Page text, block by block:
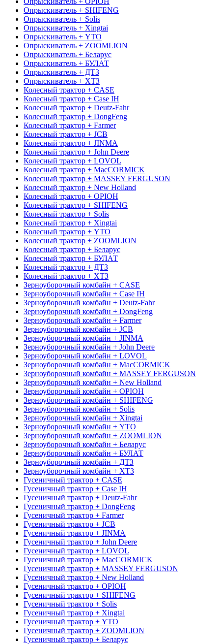
Опрыскиватель + SHIFENG
Опрыскиватель + Solis
Опрыскиватель + Xingtai
Опрыскиватель + YTO
Опрыскиватель + ZOOMLION
Опрыскиватель + Беларус
Опрыскиватель + БУЛАТ
Опрыскиватель + ДТЗ
Опрыскиватель + ХТЗ
Колесный трактор + CASE
Колесный трактор + Case IH
Колесный трактор + Deutz-Fahr
Колесный трактор + DongFeng
Колесный трактор + Farmer
Колесный трактор + JCB
Колесный трактор + JINMA
Колесный трактор + John Deere
Колесный трактор + LOVOL
Колесный трактор + MacCORMICK
Колесный трактор + MASSEY FERGUSON
Колесный трактор + New Holland
Колесный трактор + OРІОН
Колесный трактор + SHIFENG
Колесный трактор + Solis
Колесный трактор + Xingtai
Колесный трактор + YTO
Колесный трактор + ZOOMLION
Колесный трактор + Беларус
Колесный трактор + БУЛАТ
Колесный трактор + ДТЗ
Колесный трактор + ХТЗ
Зерноуборочный комбайн + CASE
Зерноуборочный комбайн + Case IH
Зерноуборочный комбайн + Deutz-Fahr
Зерноуборочный комбайн + DongFeng
Зерноуборочный комбайн + Farmer
Зерноуборочный комбайн + JCB
Зерноуборочный комбайн + JINMA
Зерноуборочный комбайн + John Deere
Зерноуборочный комбайн + LOVOL
Зерноуборочный комбайн + MacCORMICK
Зерноуборочный комбайн + MASSEY FERGUSON
Зерноуборочный комбайн + New Holland
Зерноуборочный комбайн + OРІОН
Зерноуборочный комбайн + SHIFENG
Зерноуборочный комбайн + Solis
Зерноуборочный комбайн + Xingtai
Зерноуборочный комбайн + YTO
Зерноуборочный комбайн + ZOOMLION
Зерноуборочный комбайн + Беларус
Зерноуборочный комбайн + БУЛАТ
Зерноуборочный комбайн + ДТЗ
Зерноуборочный комбайн + ХТЗ
Гусеничный трактор + CASE
Гусеничный трактор + Case IH
Гусеничный трактор + Deutz-Fahr
Гусеничный трактор + DongFeng
Гусеничный трактор + Farmer
Гусеничный трактор + JCB
Гусеничный трактор + JINMA
Гусеничный трактор + John Deere
Гусеничный трактор + LOVOL
Гусеничный трактор + MacCORMICK
Гусеничный трактор + MASSEY FERGUSON
Гусеничный трактор + New Holland
Гусеничный трактор + OРІОН
Гусеничный трактор + SHIFENG
Гусеничный трактор + Solis
Гусеничный трактор + Xingtai
Гусеничный трактор + YTO
Гусеничный трактор + ZOOMLION
Гусеничный трактор + Беларус